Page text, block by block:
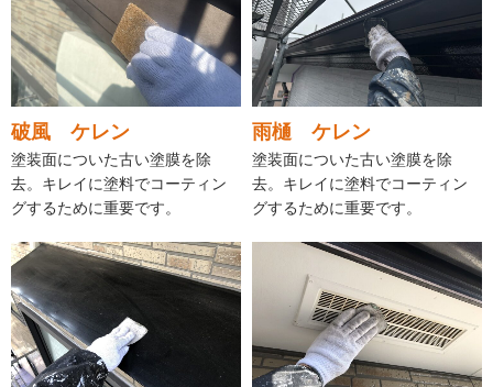
破風 ケレン
塗装面についた古い塗膜を除
去。キレイに塗料でコーティン
グするために重要です。
雨樋 ケレン
塗装面についた古い塗膜を除
去。キレイに塗料でコーティン
グするために重要です。